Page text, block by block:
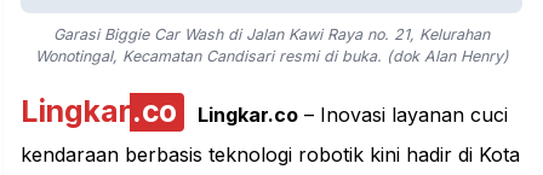
Garasi Biggie Car Wash di Jalan Kawi Raya no. 21, Kelurahan
Wonotingal, Kecamatan Candisari resmi di buka. (dok Alan Henry)
Lingkar.co Lingkar.co– Inovasi layanan cuci
kendaraan berbasis teknologi robotik kini hadir di Kota